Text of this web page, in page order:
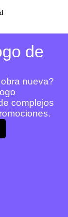
de
nueva?
complejos